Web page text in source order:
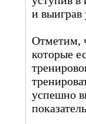
и
Отметим,
которые
успешно